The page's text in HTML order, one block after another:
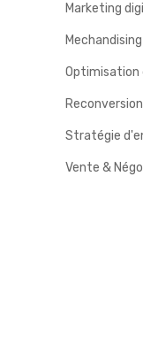
Marketing
Mechandising
Optimisation
Stratégie
Vente &